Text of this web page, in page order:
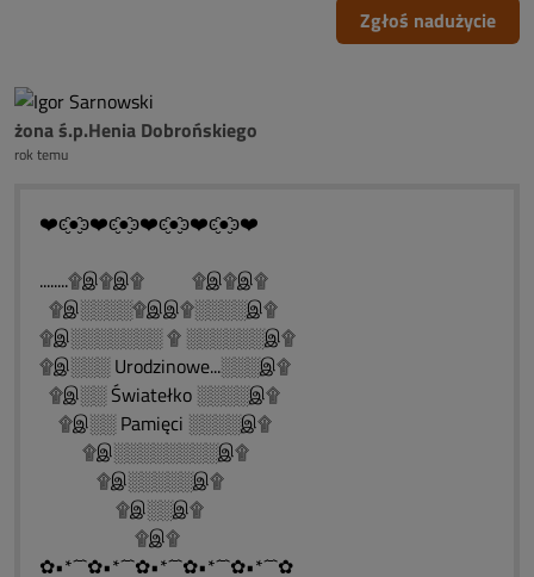
Zgłoś nadużycie
żona ś.p.Henia Dobrońskiego
rok temu
❤️ͼ̮̑●̮̑ͽ❤️ͼ̮̑●̮̑ͽ❤️ͼ̮̑●̮̑ͽ❤️ͼ̮̑●̮̑ͽ❤️
........۩இ۩இ۩ ۩இ۩இ۩
۩இ░░░░۩இஇ۩░░░░இ۩
۩இ░░░░░░░ ۩ ░░░░░░இ۩
۩இ░░░ Urodzinowe...░░░இ۩
۩இ░░ Światełko ░░░░இ۩
۩இ░░ Pamięci ░░░░இ۩
۩இ░░░░░░░░இ۩
۩இ░░░░░இ۩
۩இ░░இ۩
۩இ۩
✿•*´¯`✿•*´¯`✿•*´¯`✿•*´¯`✿•*´¯`✿